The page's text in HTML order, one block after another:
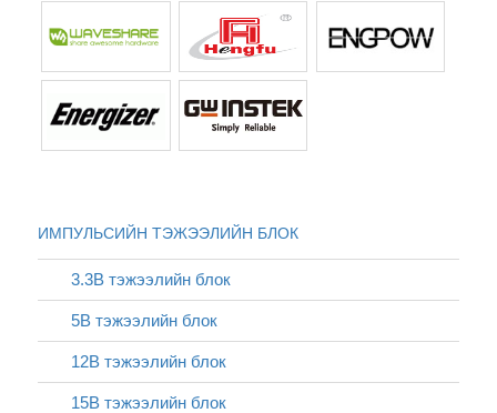
ИМПУЛЬСИЙН ТЭЖЭЭЛИЙН БЛОК
3.3В тэжээлийн блок
5В тэжээлийн блок
12В тэжээлийн блок
15В тэжээлийн блок